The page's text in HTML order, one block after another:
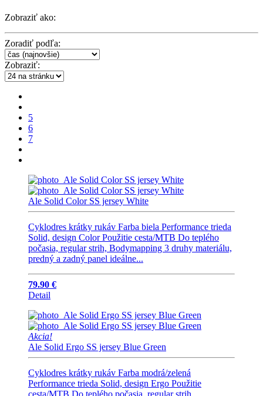
Zobraziť ako:
Zoradiť podľa:
Zobraziť:
5
6
7
Ale Solid Color SS jersey White
Cyklodres krátky rukáv Farba biela Performance trieda
Solid, design Color Použitie cesta/MTB Do teplého
počasia, regular strih, Bodymapping 3 druhy materiálu,
predný a zadný panel ideálne...
79.90 €
Detail
Akcia!
Ale Solid Ergo SS jersey Blue Green
Cyklodres krátky rukáv Farba modrá/zelená
Performance trieda Solid, design Ergo Použitie
cesta/MTB Do teplého počasia, regular strih,